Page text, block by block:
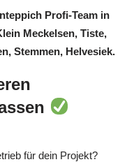
Profi-Team in
Meckelsen, Tiste,
Stemmen, Helvesiek.
für dein Projekt?